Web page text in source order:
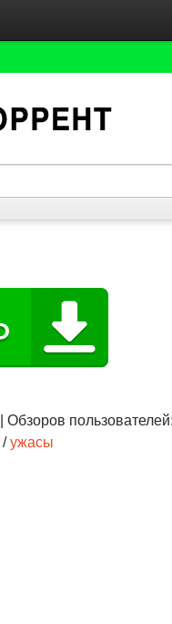
| Обзоров
/ужасы